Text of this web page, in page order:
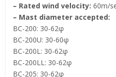
– Rated wind velocity: 60m/
– Mast diameter accepted:
BC-200: 30-62φ
BC-200U: 30-60φ
BC-200L: 30-62φ
BC-200LL: 30-62φ
BC-205: 30-62φ